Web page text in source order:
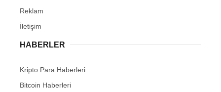
Reklam
İletişim
HABERLER
Kripto Para Haberleri
Bitcoin Haberleri